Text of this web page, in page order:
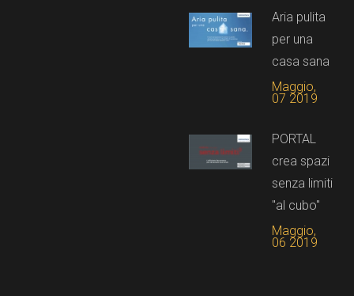
Aria pulita
per una
casa sana
Maggio,
07 2019
PORTAL
crea spazi
senza limiti
"al cubo"
Maggio,
06 2019